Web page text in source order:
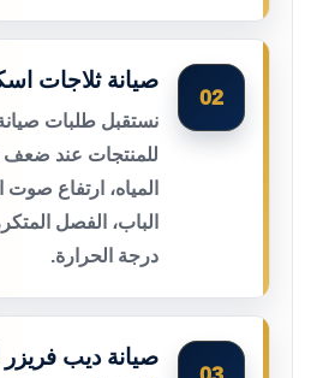
02
صيانة ثلاجات
نستقبل طلبات
للمنتجات عند ضعف
المياه، ارتفاع
الباب، الفصل
درجة الحرارة.
صيانة ديب